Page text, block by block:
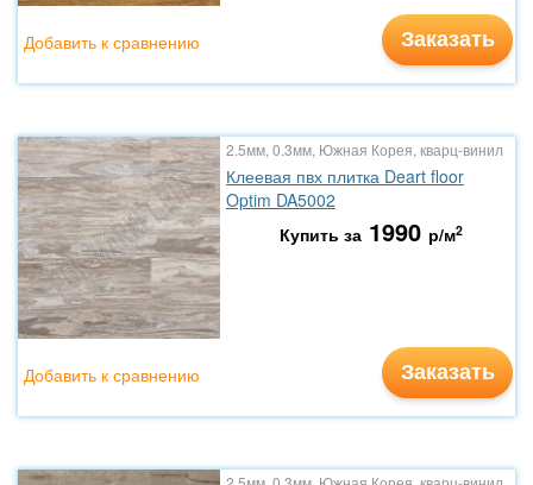
Заказать
Добавить к сравнению
2.5мм, 0.3мм, Южная Корея, кварц-винил
Клеевая пвх плитка Deart floor
Optim DA5002
Купить за 1990 р/м2
Заказать
Добавить к сравнению